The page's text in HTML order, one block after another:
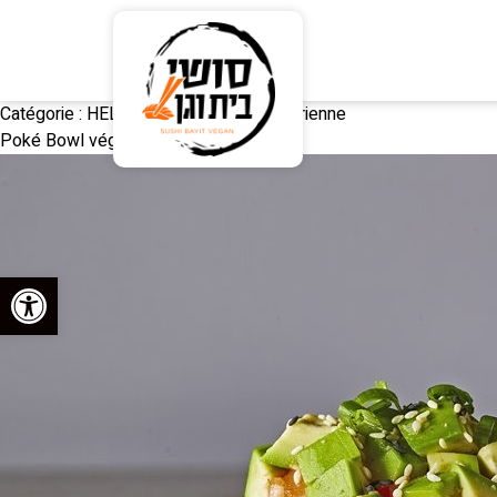
Ouvrir la barre d’outils
Catégorie : HELPER - Poké Ball végétarienne
Poké Bowl végétarien personnalisé